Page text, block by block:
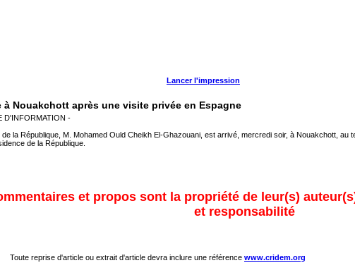
Lancer l'impression
Nouakchott après une visite privée en Espagne
D'INFORMATION -
la République, M. Mohamed Ould Cheikh El-Ghazouani, est arrivé, mercredi soir, à Nouakchott, au
de la République.
et propos sont la propriété de leur(s)
et responsabilité
Toute reprise d'article ou extrait d'article devra inclure une référence www.cridem.org